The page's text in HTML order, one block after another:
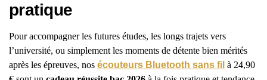
pratique
Pour accompagner les futures études, les longs trajets vers
l’université, ou simplement les moments de détente bien mérités
après les épreuves, nos écouteurs Bluetooth sans fil à 24,90